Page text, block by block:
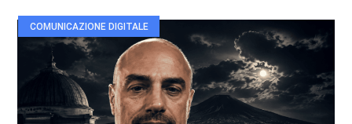
COMUNICAZIONE DIGITALE